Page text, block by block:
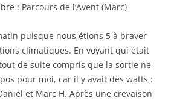
: Parcours de l’Avent (Marc)
puisque nous étions 5 à braver
climatiques. En voyant qui était
de suite compris que la sortie ne
pour moi, car il y avait des watts :
et Marc H. Après une crevaison